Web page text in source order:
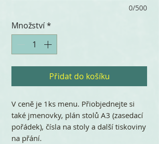
0/500
Množství*
Přidat do košíku
V ceně je 1ks menu. Přiobjednejte si
také jmenovky, plán stolů A3 (zasedací
pořádek), čísla na stoly a další tiskoviny
na přání.